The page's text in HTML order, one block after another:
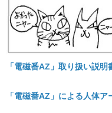
「電磁番AZ」取り扱い説明
「電磁番AZ」による人体